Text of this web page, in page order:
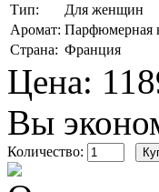
Тип:
Для женщин
Аромат: Парфюмерная
Страна: Франция
Цена:
Вы
Количество: